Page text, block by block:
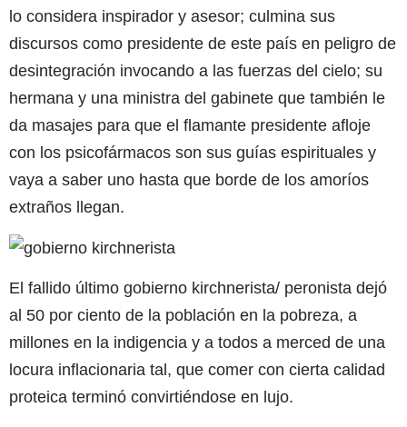
lo considera inspirador y asesor; culmina sus
discursos como presidente de este país en peligro de
desintegración invocando a las fuerzas del cielo; su
hermana y una ministra del gabinete que también le
da masajes para que el flamante presidente afloje
con los psicofármacos son sus guías espirituales y
vaya a saber uno hasta que borde de los amoríos
extraños llegan.
El fallido último gobierno kirchnerista/ peronista dejó
al 50 por ciento de la población en la pobreza, a
millones en la indigencia y a todos a merced de una
locura inflacionaria tal, que comer con cierta calidad
proteica terminó convirtiéndose en lujo.